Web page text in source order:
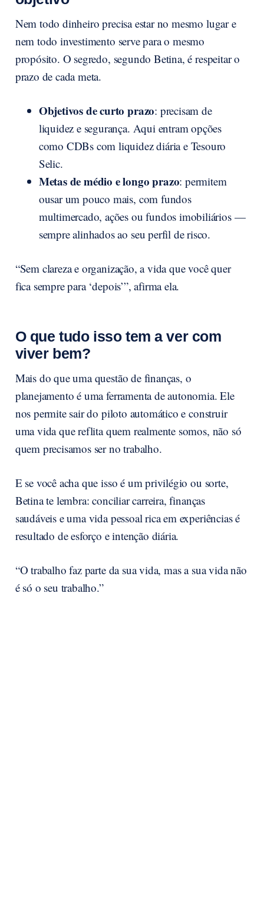
Nem todo dinheiro precisa estar no mesmo lugar e
nem todo investimento serve para o mesmo
propósito. O segredo, segundo Betina, é respeitar o
prazo de cada meta.
Objetivos de curto prazo: precisam de
liquidez e segurança. Aqui entram opções
como CDBs com liquidez diária e Tesouro
Selic.
Metas de médio e longo prazo: permitem
ousar um pouco mais, com fundos
multimercado, ações ou fundos imobiliários —
sempre alinhados ao seu perfil de risco.
“Sem clareza e organização, a vida que você quer
fica sempre para ‘depois’”, afirma ela.
O que tudo isso tem a ver com
viver bem?
Mais do que uma questão de finanças, o
planejamento é uma ferramenta de autonomia. Ele
nos permite sair do piloto automático e construir
uma vida que reflita quem realmente somos, não só
quem precisamos ser no trabalho.
E se você acha que isso é um privilégio ou sorte,
Betina te lembra: conciliar carreira, finanças
saudáveis e uma vida pessoal rica em experiências é
resultado de esforço e intenção diária.
“O trabalho faz parte da sua vida, mas a sua vida não
é só o seu trabalho.”